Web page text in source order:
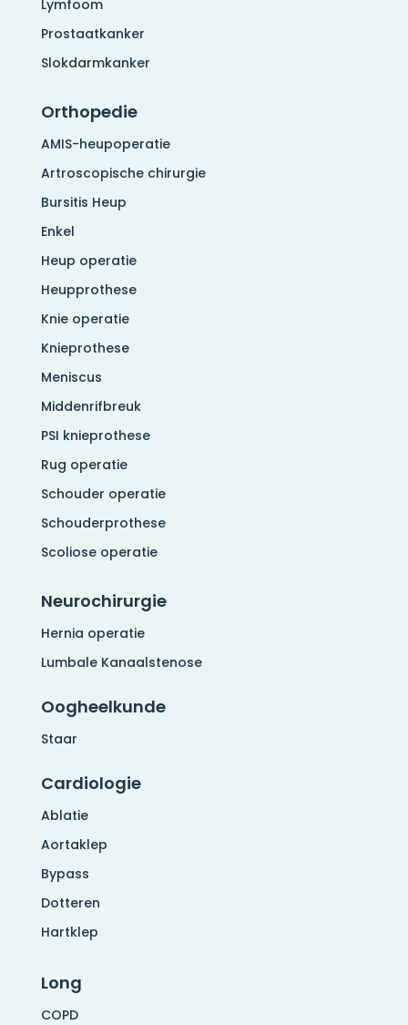
Lymfoom
Prostaatkanker
Slokdarmkanker
Orthopedie
AMIS-heupoperatie
Artroscopische chirurgie
Bursitis Heup
Enkel
Heup operatie
Heupprothese
Knie operatie
Knieprothese
Meniscus
Middenrifbreuk
PSI knieprothese
Rug operatie
Schouder operatie
Schouderprothese
Scoliose operatie
Neurochirurgie
Hernia operatie
Lumbale Kanaalstenose
Oogheelkunde
Staar
Cardiologie
Ablatie
Aortaklep
Bypass
Dotteren
Hartklep
Long
COPD